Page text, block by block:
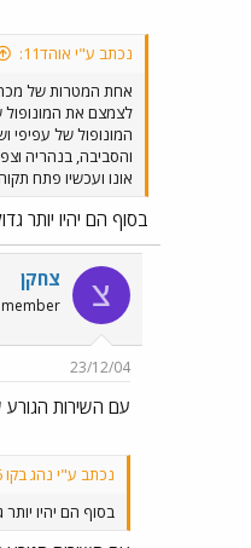
נכתב ע"י אוהד11:
אחת המטרות של
לצמצם את המונופול
המונופול של עפיפי
והסביבה, בנהריה
אונו ועכשיו פתח
בסוף הם יהיו יותר
צ צחקן
23/12/04
עם השירות
נכתב ע"י נהג בקו 16 ו47 שירות:
בסוף הם יהיו יותר